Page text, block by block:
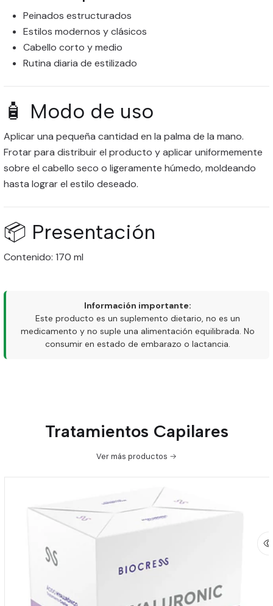
Peinados estructurados
Estilos modernos y clásicos
Cabello corto y medio
Rutina diaria de estilizado
🧴 Modo de uso
Aplicar una pequeña cantidad en la palma de la mano.
Frotar para distribuir el producto y aplicar uniformemente
sobre el cabello seco o ligeramente húmedo, moldeando
hasta lograr el estilo deseado.
📦 Presentación
Contenido: 170 ml
Información importante:
Este producto es un suplemento dietario, no es un
medicamento y no suple una alimentación equilibrada. No
consumir en estado de embarazo o lactancia.
Tratamientos Capilares
Ver más productos